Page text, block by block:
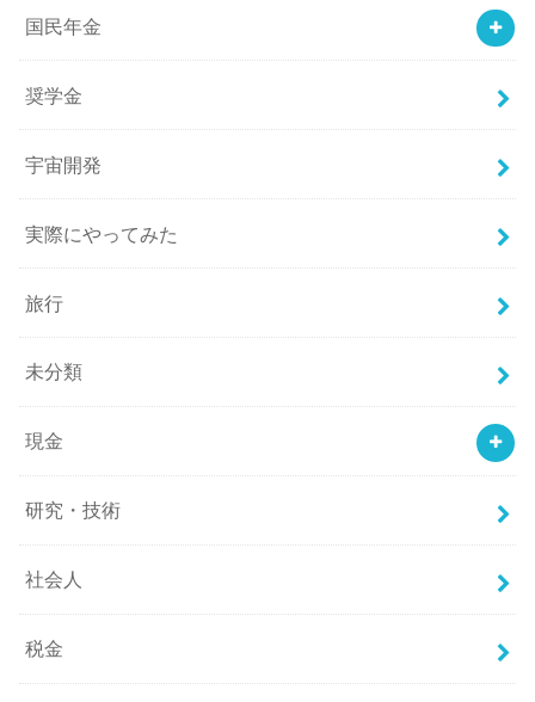
国民年金
奨学金
宇宙開発
実際にやってみた
旅行
未分類
現金
研究・技術
社会人
税金